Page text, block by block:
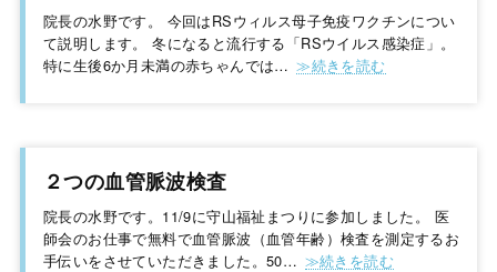
院長の水野です。 今回はRSウィルス母子免疫ワクチンについ
て説明します。 冬になると流行する「RSウイルス感染症」。
特に生後6か月未満の赤ちゃんでは…
２つの血管脈波検査
院長の水野です。11/9に守山福祉まつりに参加しました。 医
師会のお仕事で無料で血管脈波（血管年齢）検査を測定するお
手伝いをさせていただきました。50…